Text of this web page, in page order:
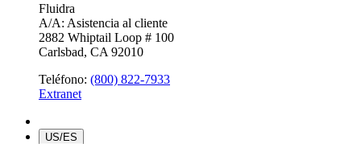
Fluidra
A/A: Asistencia al cliente
2882 Whiptail Loop # 100
Carlsbad, CA 92010
Teléfono: (800) 822-7933
Extranet
US/ES